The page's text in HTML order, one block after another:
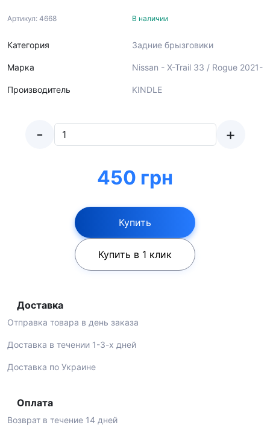
Артикул: 4668
Категория
Марка
Производитель
В наличии
Задние брызговики
Nissan - X-Trail 33 / Rogue 2021-
KINDLE
- +
450 грн
Купить
Купить в 1 клик
Доставка
Отправка товара в день заказа
Доставка в течении 1-3-х дней
Доставка по Украине
Оплата
Возврат в течение 14 дней